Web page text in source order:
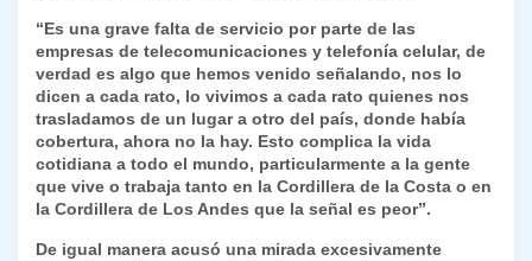
“Es una grave falta de servicio por parte de las
empresas de telecomunicaciones y telefonía celular, de
verdad es algo que hemos venido señalando, nos lo
dicen a cada rato, lo vivimos a cada rato quienes nos
trasladamos de un lugar a otro del país, donde había
cobertura, ahora no la hay. Esto complica la vida
cotidiana a todo el mundo, particularmente a la gente
que vive o trabaja tanto en la Cordillera de la Costa o en
la Cordillera de Los Andes que la señal es peor”.
De igual manera acusó una mirada excesivamente